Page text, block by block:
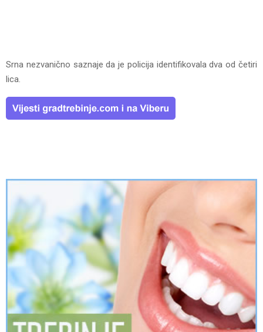
Srna nezvanično saznaje da je policija identifikovala dva od četiri
lica.